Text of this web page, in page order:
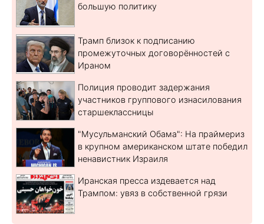
большую политику
Трамп близок к подписанию
промежуточных договорённостей с
Ираном
Полиция проводит задержания
участников группового изнасилования
старшеклассницы
"Мусульманский Обама": На праймериз
в крупном американском штате победил
ненавистник Израиля
Иранская пресса издевается над
Трампом: увяз в собственной грязи